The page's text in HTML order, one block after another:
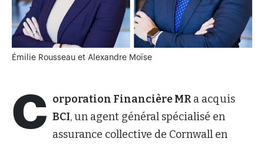
Émilie Rousseau et Alexandre Moïse
C orporation Financière MR a acquis
BCI, un agent général spécialisé en
assurance collective de Cornwall en